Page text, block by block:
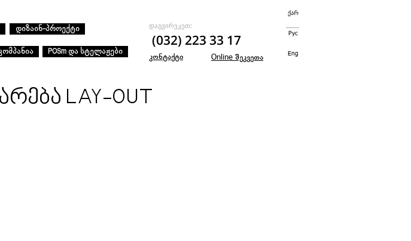
დიზაინ-პროექტი
POSm და სტელაჟები
დაგვირეკეთ:
(032) 223 33 17
კონტაქტი Online შეკვეთა
Рус
ქარ
Eng
LAY-OUT